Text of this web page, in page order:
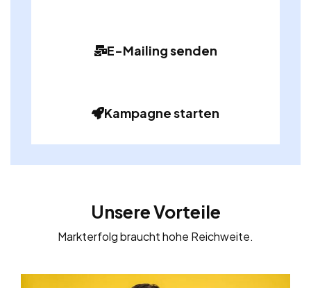
E-Mailing senden
Kampagne starten
Unsere Vorteile
Markterfolg braucht hohe Reichweite.